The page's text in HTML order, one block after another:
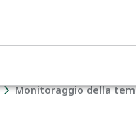
Monitoraggio della